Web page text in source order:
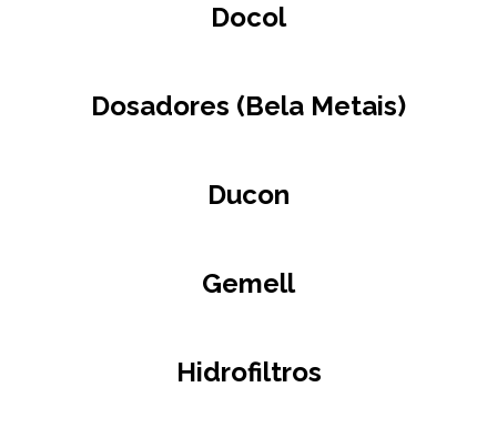
Docol
Dosadores (Bela Metais)
Ducon
Gemell
Hidrofiltros